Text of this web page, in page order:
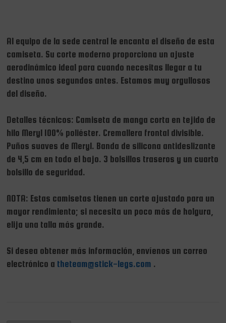
Al equipo de la sede central le encanta el diseño de esta
camiseta. Su corte moderno proporciona un ajuste
aerodinámico ideal para cuando necesitas llegar a tu
destino unos segundos antes. Estamos muy orgullosos
del diseño.
Detalles técnicos: Camiseta de manga corta en tejido de
hilo Meryl 100% poliéster. Cremallera frontal divisible.
Puños suaves de Meryl. Banda de silicona antideslizante
de 4,5 cm en todo el bajo. 3 bolsillos traseros y un cuarto
bolsillo de seguridad.
NOTA: Estas camisetas tienen un corte ajustado para un
mayor rendimiento; si necesita un poco más de holgura,
elija una talla más grande.
Si desea obtener más información, envíenos un correo
electrónico a theteam@stick-legs.com .